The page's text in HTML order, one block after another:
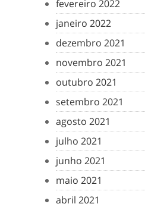
fevereiro 2022
janeiro 2022
dezembro 2021
novembro 2021
outubro 2021
setembro 2021
agosto 2021
julho 2021
junho 2021
maio 2021
abril 2021